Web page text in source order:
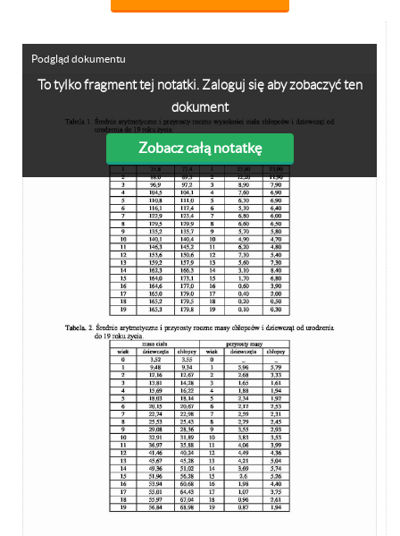
To tylko fragment tej notatki. Zaloguj się aby zobaczyć ten
dokument
Zobacz całą notatkę
Podgląd dokumentu